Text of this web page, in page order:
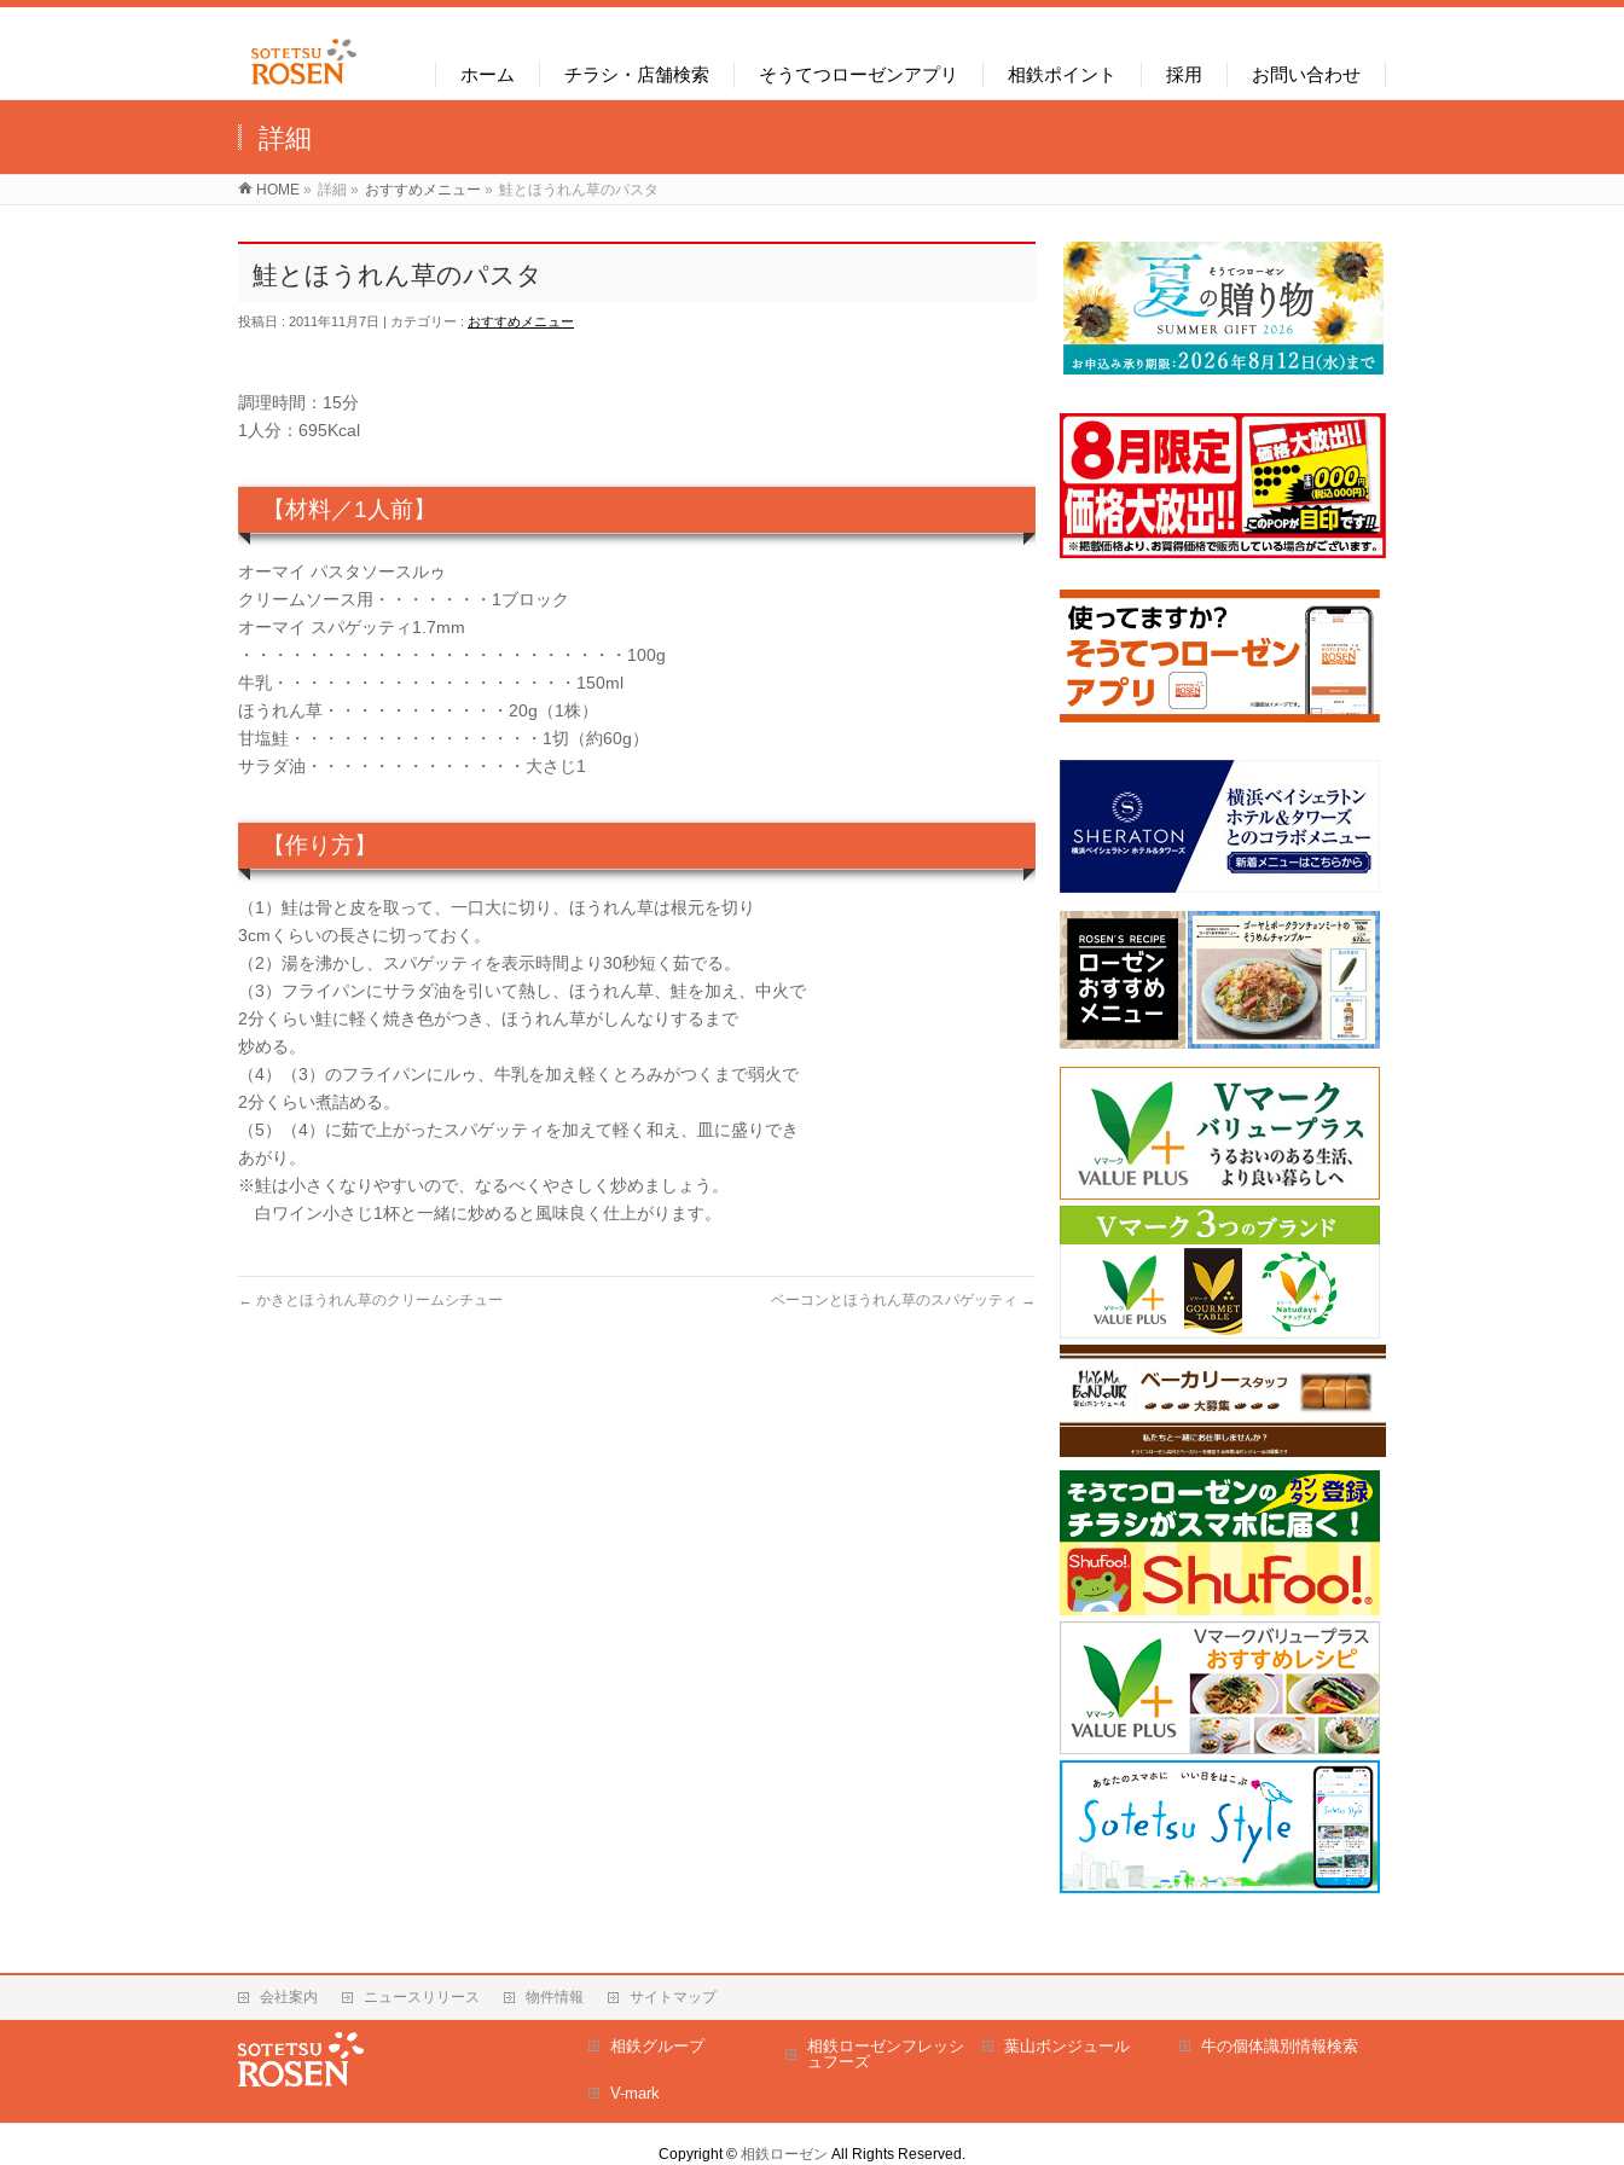
ホーム チラシ・店舗検索 そうてつローゼンアプリ 相鉄ポイント 採用 お問い合わせ
詳細
HOME » 詳細 » おすすめメニュー » 鮭とほうれん草のパスタ
鮭とほうれん草のパスタ
投稿日 : 2011年11月7日 カテゴリー : おすすめメニュー
調理時間：15分
1人分：695Kcal
【材料／1人前】
オーマイ パスタソースルゥ
クリームソース用・・・・・・・1ブロック
オーマイ スパゲッティ1.7mm
・・・・・・・・・・・・・・・・・・・・・・・100g
牛乳・・・・・・・・・・・・・・・・・・150ml
ほうれん草・・・・・・・・・・・20g（1株）
甘塩鮭・・・・・・・・・・・・・・・1切（約60g）
サラダ油・・・・・・・・・・・・・大さじ1
【作り方】
（1）鮭は骨と皮を取って、一口大に切り、ほうれん草は根元を切り
3cmくらいの長さに切っておく。
（2）湯を沸かし、スパゲッティを表示時間より30秒短く茹でる。
（3）フライパンにサラダ油を引いて熱し、ほうれん草、鮭を加え、中火で
2分くらい鮭に軽く焼き色がつき、ほうれん草がしんなりするまで
炒める。
（4）（3）のフライパンにルゥ、牛乳を加え軽くとろみがつくまで弱火で
2分くらい煮詰める。
（5）（4）に茹で上がったスパゲッティを加えて軽く和え、皿に盛りでき
あがり。
※鮭は小さくなりやすいので、なるべくやさしく炒めましょう。
白ワイン小さじ1杯と一緒に炒めると風味良く仕上がります。
← かきとほうれん草のクリームシチュー ベーコンとほうれん草のスパゲッティ →
会社案内 ニュースリリース 物件情報 サイトマップ
相鉄グループ
相鉄ローゼンフレッシ
ュフーズ
葉山ボンジュール 牛の個体識別情報検索
V-mark
Copyright © 相鉄ローゼン All Rights Reserved.